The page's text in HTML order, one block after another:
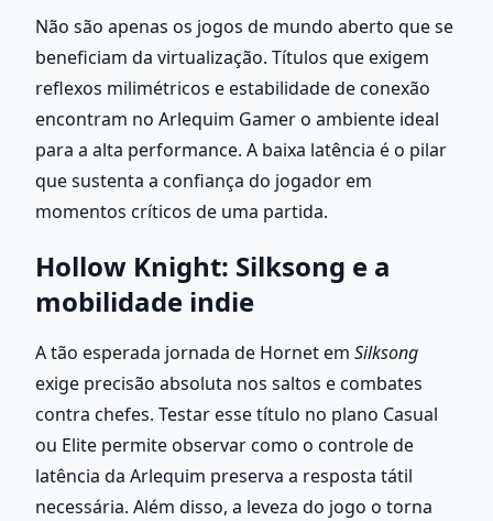
Não são apenas os jogos de mundo aberto que se
beneficiam da virtualização. Títulos que exigem
reflexos milimétricos e estabilidade de conexão
encontram no Arlequim Gamer o ambiente ideal
para a alta performance. A baixa latência é o pilar
que sustenta a confiança do jogador em
momentos críticos de uma partida.
Hollow Knight: Silksong e a
mobilidade indie
A tão esperada jornada de Hornet em Silksong
exige precisão absoluta nos saltos e combates
contra chefes. Testar esse título no plano Casual
ou Elite permite observar como o controle de
latência da Arlequim preserva a resposta tátil
necessária. Além disso, a leveza do jogo o torna